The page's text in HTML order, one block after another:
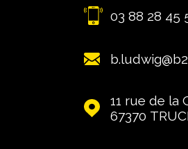
03 88 28 45
11 rue de la
67370